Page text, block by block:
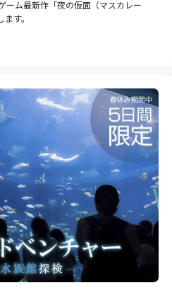
ーム最新作「夜の仮面（マスカレー
す。